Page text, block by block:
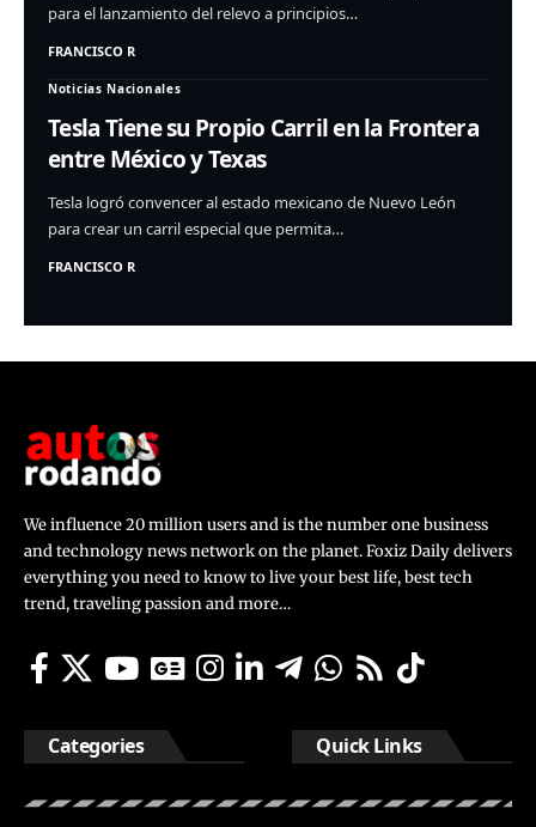
para el lanzamiento del relevo a principios…
FRANCISCO R
Noticias Nacionales
Tesla Tiene su Propio Carril en la Frontera
entre México y Texas
Tesla logró convencer al estado mexicano de Nuevo León
para crear un carril especial que permita…
FRANCISCO R
We influence 20 million users and is the number one business
and technology news network on the planet. Foxiz Daily delivers
everything you need to know to live your best life, best tech
trend, traveling passion and more…
Categories Quick Links